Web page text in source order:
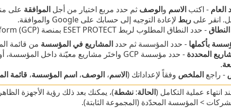
العام - اكتب الاسم والوصف ثم حدد مربع اختيار من أجل الموافقة
انقر على ربط لإعادة التوجيه إلى حسابك على Google والموافقة.
- حدد النطاق المطلوب لربط ESET PROTECT بمنصة Google Cloud Platform (GCP):
بأكملها - حدد المؤسسة ثم حدد المشاريع في المؤسسة من قائمة
المحددة - حدد مؤسسة GCP واختَر مشاريع معيّنة داخل المؤسسة، أو حدد
.
- راجع الملخص وفقاً لإعداداتك (الاسم، الوصف، اسم المؤسسة، قائمة
انتهاء عملية التكامل (الحالة: نشطة)، يمكنك بعد ذلك رؤية الأجهزة
> المؤسسة المحدّدة (المجموعة الثابتة).